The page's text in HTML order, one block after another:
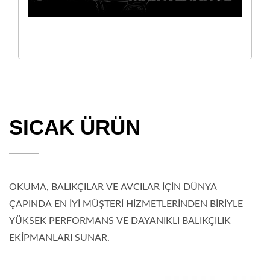
SICAK ÜRÜN
OKUMA, BALIKÇILAR VE AVCILAR İÇİN DÜNYA
ÇAPINDA EN İYİ MÜŞTERİ HİZMETLERİNDEN BİRİYLE
YÜKSEK PERFORMANS VE DAYANIKLI BALIKÇILIK
EKİPMANLARI SUNAR.